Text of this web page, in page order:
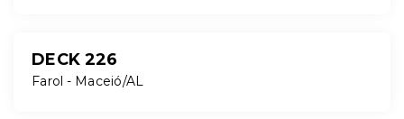
DECK 226
Farol - Maceió/AL